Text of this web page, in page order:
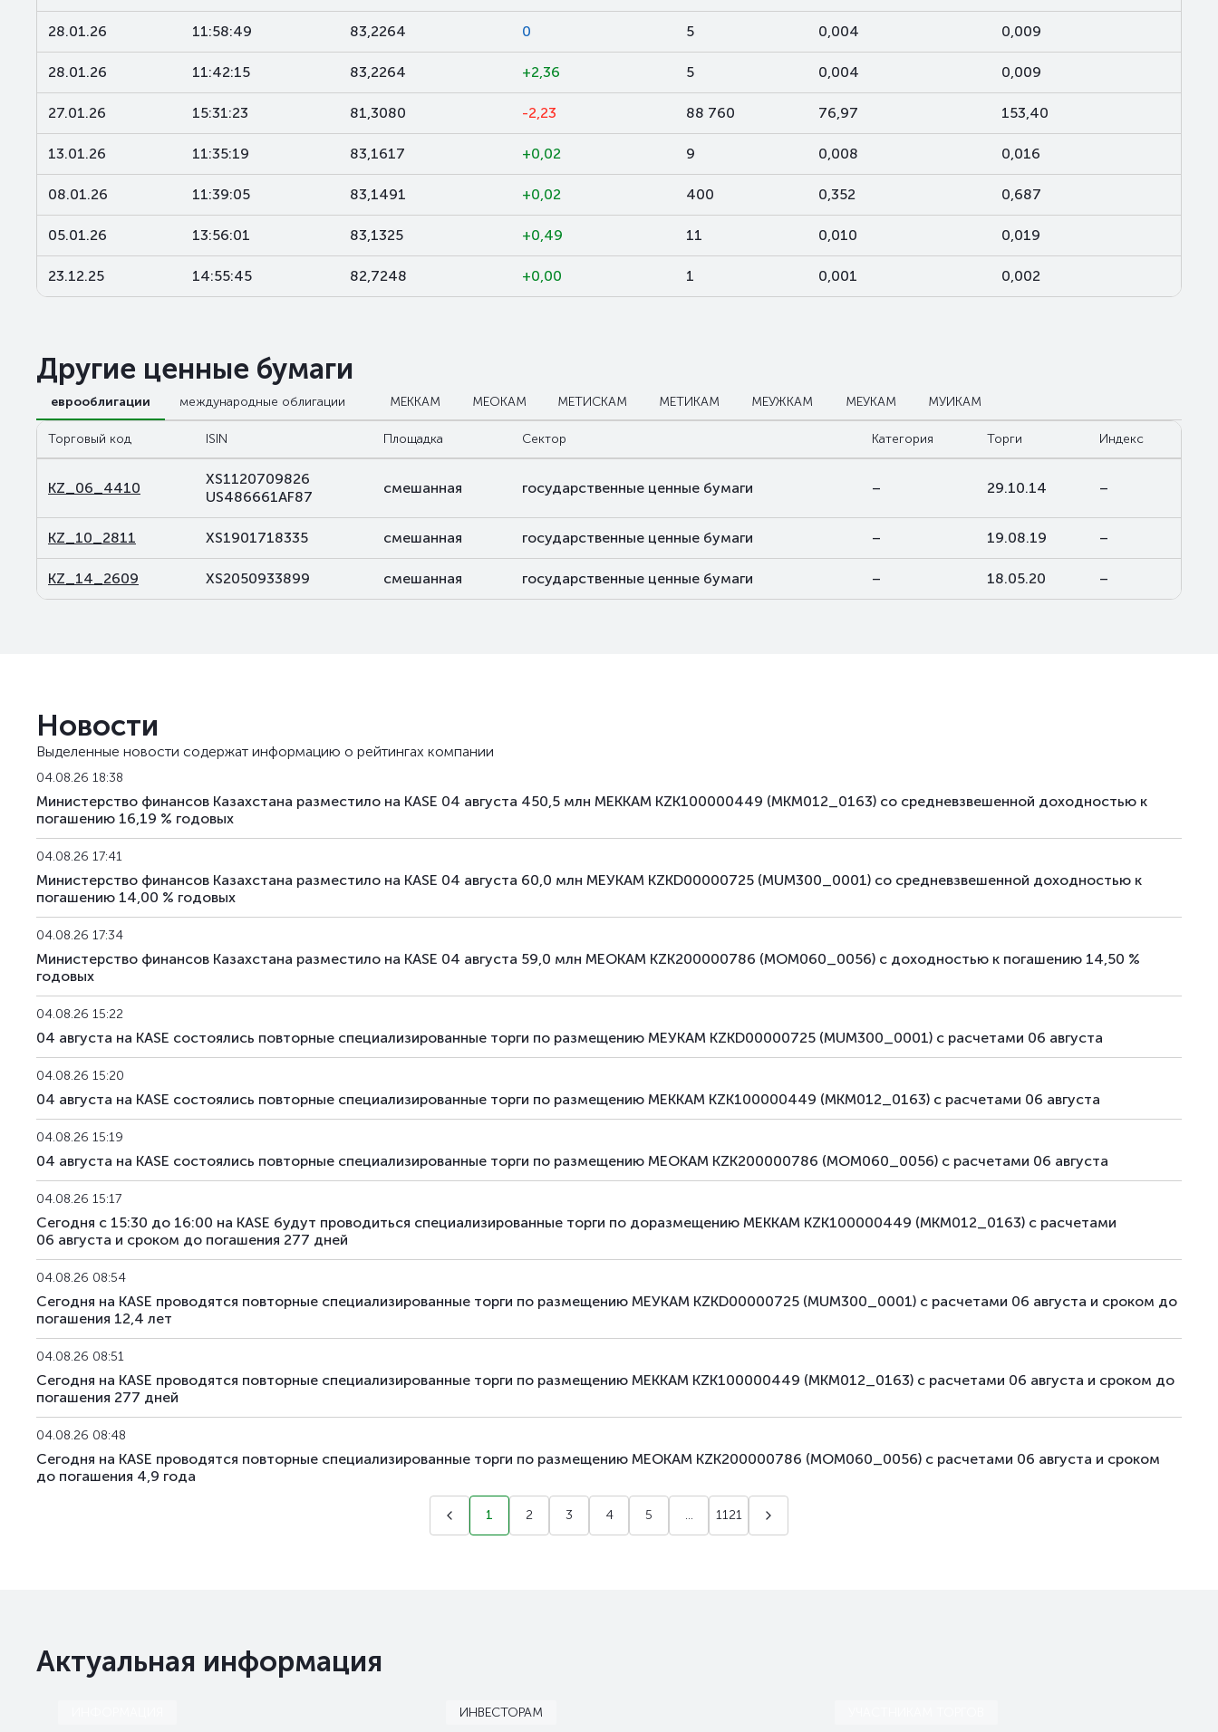
28.01.26 11:58:49 83,2264 0 5 0,004 0,009
28.01.26 11:42:15 83,2264 +2,36 5 0,004 0,009
27.01.26 15:31:23 81,3080 -2,23 88 760 76,97 153,40
13.01.26 11:35:19 83,1617 +0,02 9 0,008 0,016
08.01.26 11:39:05 83,1491 +0,02 400 0,352 0,687
05.01.26 13:56:01 83,1325 +0,49 11 0,010 0,019
23.12.25 14:55:45 82,7248 +0,00 1 0,001 0,002
Другие ценные бумаги
еврооблигации международные облигации МЕККАМ МЕОКАМ МЕТИСКАМ МЕТИКАМ МЕУЖКАМ МЕУКАМ МУИКАМ
Торговый код ISIN Площадка Сектор Категория Торги Индекс
KZ_06_4410
XS1120709826
US486661AF87
смешанная государственные ценные бумаги – 29.10.14 –
KZ_10_2811 XS1901718335 смешанная государственные ценные бумаги – 19.08.19 –
KZ_14_2609 XS2050933899 смешанная государственные ценные бумаги – 18.05.20 –
Новости
Выделенные новости содержат информацию о рейтингах компании
04.08.26 18:38
Министерство финансов Казахстана разместило на KASE 04 августа 450,5 млн МЕККАМ KZK100000449 (MKM012_0163) со средневзвешенной доходностью к
погашению 16,19 % годовых
04.08.26 17:41
Министерство финансов Казахстана разместило на KASE 04 августа 60,0 млн МЕУКАМ KZKD00000725 (MUM300_0001) со средневзвешенной доходностью к
погашению 14,00 % годовых
04.08.26 17:34
Министерство финансов Казахстана разместило на KASE 04 августа 59,0 млн МЕОКАМ KZK200000786 (MOM060_0056) с доходностью к погашению 14,50 %
годовых
04.08.26 15:22
04 августа на KASE состоялись повторные специализированные торги по размещению МЕУКАМ KZKD00000725 (MUM300_0001) с расчетами 06 августа
04.08.26 15:20
04 августа на KASE состоялись повторные специализированные торги по размещению МЕККАМ KZK100000449 (MKM012_0163) с расчетами 06 августа
04.08.26 15:19
04 августа на KASE состоялись повторные специализированные торги по размещению МЕОКАМ KZK200000786 (MOM060_0056) с расчетами 06 августа
04.08.26 15:17
Сегодня с 15:30 до 16:00 на KASE будут проводиться специализированные торги по доразмещению МЕККАМ KZK100000449 (MKM012_0163) с расчетами
06 августа и сроком до погашения 277 дней
04.08.26 08:54
Сегодня на KASE проводятся повторные специализированные торги по размещению МЕУКАМ KZKD00000725 (MUM300_0001) с расчетами 06 августа и сроком до
погашения 12,4 лет
04.08.26 08:51
Сегодня на KASE проводятся повторные специализированные торги по размещению МЕККАМ KZK100000449 (MKM012_0163) с расчетами 06 августа и сроком до
погашения 277 дней
04.08.26 08:48
Сегодня на KASE проводятся повторные специализированные торги по размещению МЕОКАМ KZK200000786 (MOM060_0056) с расчетами 06 августа и сроком
до погашения 4,9 года
1 2 3 4 5 ... 1121
Актуальная информация
ИНВЕСТОРАМ